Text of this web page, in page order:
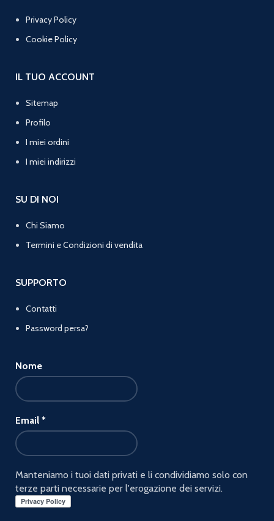
Privacy Policy
Cookie Policy
IL TUO ACCOUNT
Sitemap
Profilo
I miei ordini
I miei indirizzi
SU DI NOI
Chi Siamo
Termini e Condizioni di vendita
SUPPORTO
Contatti
Password persa?
Nome
Email *
Manteniamo i tuoi dati privati e li condividiamo solo con
terze parti necessarie per l'erogazione dei servizi.